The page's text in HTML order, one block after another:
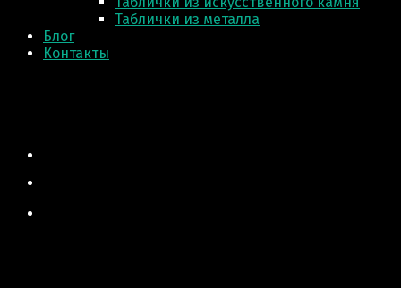
Таблички из металла
Блог
Контакты